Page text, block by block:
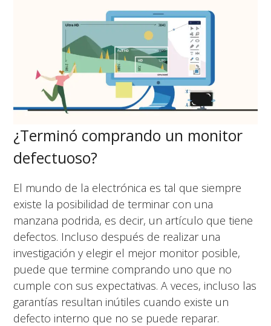
¿Terminó comprando un monitor
defectuoso?
El mundo de la electrónica es tal que siempre
existe la posibilidad de terminar con una
manzana podrida, es decir, un artículo que tiene
defectos. Incluso después de realizar una
investigación y elegir el mejor monitor posible,
puede que termine comprando uno que no
cumple con sus expectativas. A veces, incluso las
garantías resultan inútiles cuando existe un
defecto interno que no se puede reparar.